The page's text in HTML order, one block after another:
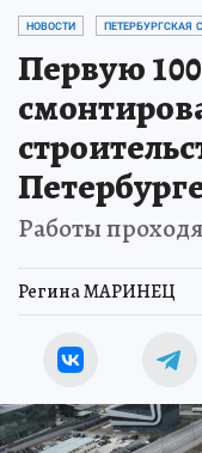
НОВОСТИ ПЕТЕРБУРГСКАЯ
Первую
Работы
Регина МАРИНЕЦ